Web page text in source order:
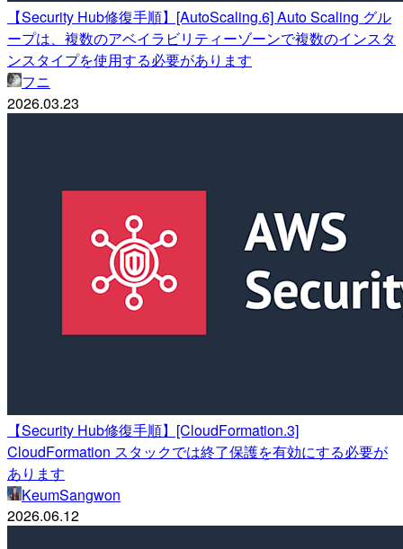
【Security Hub修復手順】[AutoScaling.6] Auto Scaling グル
ープは、複数のアベイラビリティーゾーンで複数のインスタ
ンスタイプを使用する必要があります
フニ
2026.03.23
【Security Hub修復手順】[CloudFormation.3]
CloudFormation スタックでは終了保護を有効にする必要が
あります
KeumSangwon
2026.06.12